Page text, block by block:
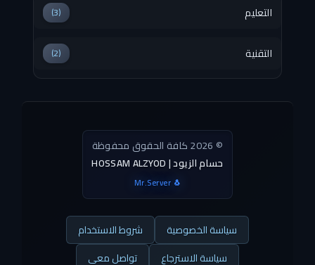
التعليم (3)
التقنية (2)
© 2026 كافة الحقوق محفوظة
HOSSAM ALZYOD | حسام الزيود
Mr.Server 🐧
سياسة الخصوصية
شروط الاستخدام
سياسة الاسترجاع
تواصل معي